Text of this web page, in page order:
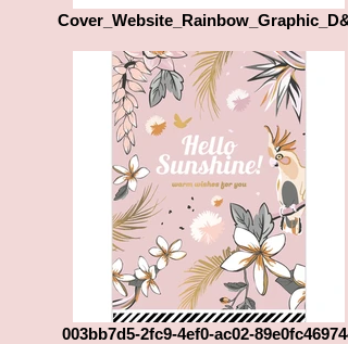
003bb7d5-2fc9-4ef0-ac02-89e0fc469744